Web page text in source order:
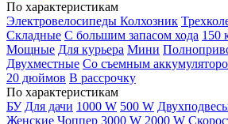
По характеристикам
Электровелосипеды Колхозник
Складные С большим запасом хода 150
Мощные Для курьера Мини
Двухместные Со съемным
20 дюймов В рассрочку
По характеристикам
БУ Для дачи 1000 W 500 W
Женские Чоппер 3000 W 2000 W